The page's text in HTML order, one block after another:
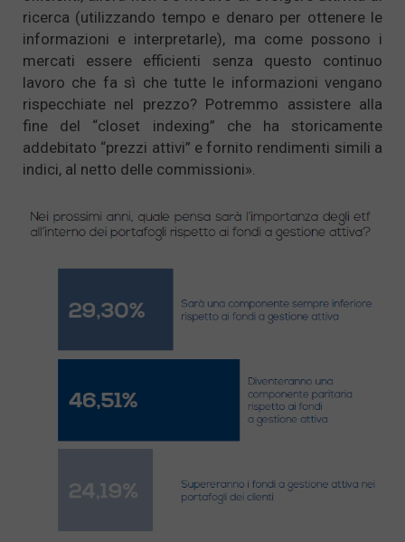
ricerca (utilizzando tempo e denaro per ottenere le
informazioni e interpretarle), ma come possono i
mercati essere efficienti senza questo continuo
lavoro che fa sì che tutte le informazioni vengano
rispecchiate nel prezzo? Potremmo assistere alla
fine del “closet indexing” che ha storicamente
addebitato “prezzi attivi” e fornito rendimenti simili a
indici, al netto delle commissioni».